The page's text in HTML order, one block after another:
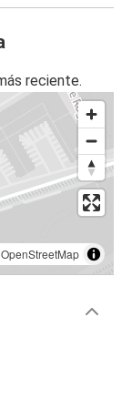
reciente.
OpenStreetMap